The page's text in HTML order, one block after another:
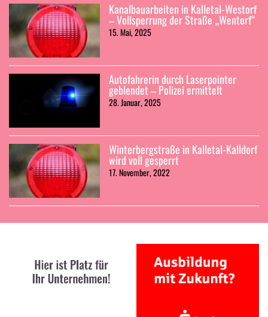
Kanalbauarbeiten in Kalletal-Westorf
– Vollsperrung der Straße „Wentorf“
15. Mai, 2025
Autofahrerin durch Laserpointer
geblendet – Polizei ermittelt
28. Januar, 2025
Winterbergstraße in Kalletal-Kalldorf
wird voll gesperrt
17. November, 2022